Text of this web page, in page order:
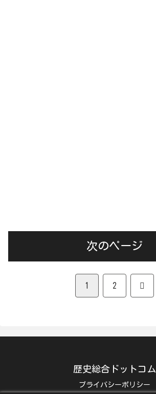
次のページ
1 2 次
歴史総合ドットコム
プライバシーポリシー